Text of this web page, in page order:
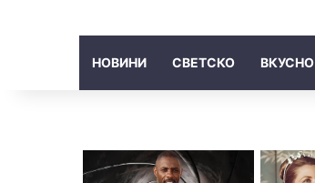
НОВИНИ СВЕТСКО ВКУСНО